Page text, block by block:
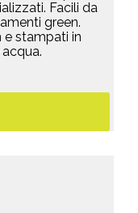
Facili da
green.
e stampati in